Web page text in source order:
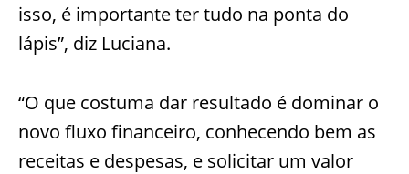
isso, é importante ter tudo na ponta do
lápis”, diz Luciana.
“O que costuma dar resultado é dominar o
novo fluxo financeiro, conhecendo bem as
receitas e despesas, e solicitar um valor